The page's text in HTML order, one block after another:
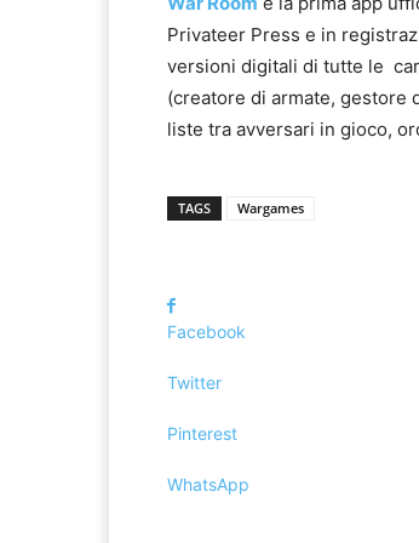
Privateer Press e in
versioni digitali di tutte le
(creatore di armate, gestore
liste tra avversari in gioco,
TAGS Wargames
Facebook
Twitter
Pinterest
WhatsApp